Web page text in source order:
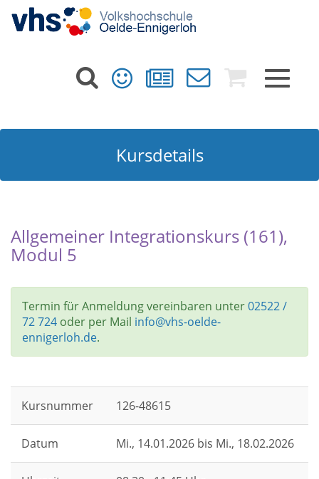
Toggle
Kursdetails
Allgemeiner Integrationskurs (161),
Modul 5
Termin für Anmeldung vereinbaren unter02522 /
72 724 oder per Mail info@vhs-oelde-
ennigerloh.de.
Kursnummer 126-48615
Datum Mi., 14.01.2026 bis Mi., 18.02.2026